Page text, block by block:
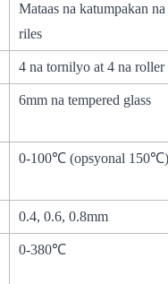
Mataas na katumpakan
riles
4 na tornilyo at 4 na roller
6mm na tempered glass
0-100℃ (opsyonal 150℃)
0.4, 0.6, 0.8mm
0-380℃